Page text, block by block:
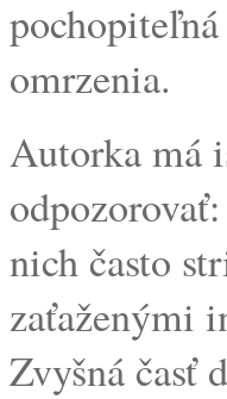
omrzenia.
Autorka má
nich často
zaťaženými
Zvyšná časť